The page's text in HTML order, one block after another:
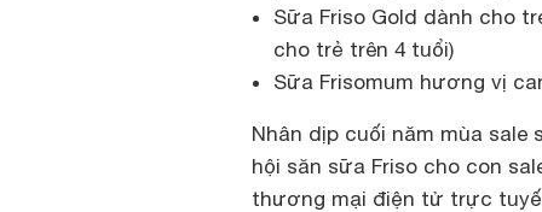
Sữa Friso Gold dành cho
cho trẻ trên 4 tuổi)
Sữa Frisomum hương vị
Nhân dịp cuối năm mùa sale
hội săn sữa Friso cho con
thương mại điện tử trực